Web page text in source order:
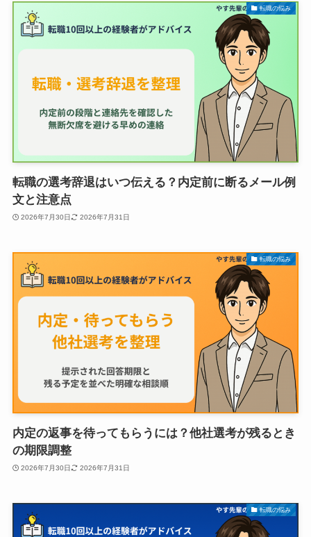
転職の悩み
転職の選考辞退はいつ伝える？内定前に断るメール例
文と注意点
2026年7月30日 2026年7月31日
転職の悩み
内定の返事を待ってもらうには？他社選考が残るとき
の期限調整
2026年7月30日 2026年7月31日
転職の悩み